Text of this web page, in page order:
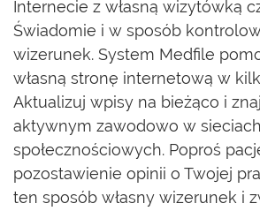
Internecie z własną wizytówką
Świadomie i w sposób
wizerunek. System Medfile
własną stronę internetową w
Aktualizuj wpisy na bieżąco i
aktywnym zawodowo w sieciach
społecznościowych. Poproś
pozostawienie opinii o Twojej
ten sposób własny wizerunek i